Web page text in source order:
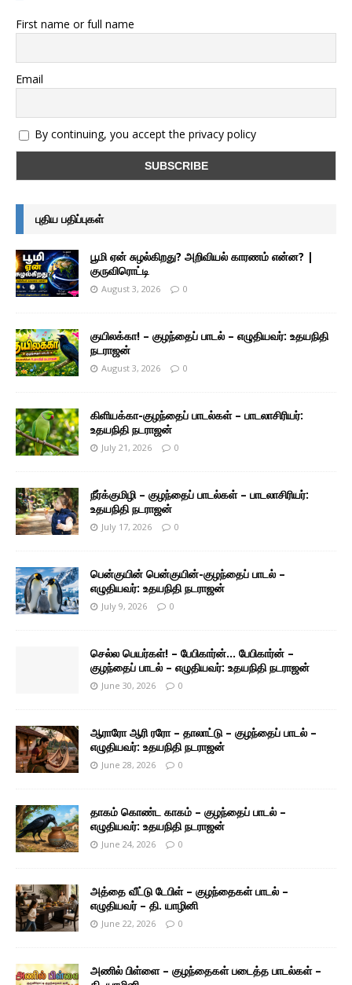
First name or full name
Email
By continuing, you accept the privacy policy
புதிய பதிப்புகள்
பூமி ஏன் சுழல்கிறது? அறிவியல் காரணம் என்ன? |
குருவிரொட்டி
August 3, 2026 0
குயிலக்கா! – குழந்தைப் பாடல் – எழுதியவர்: உதயநிதி
நடராஜன்
August 3, 2026 0
கிளியக்கா-குழந்தைப் பாடல்கள் – பாடலாசிரியர்:
உதயநிதி நடராஜன்
July 21, 2026 0
நீர்க்குமிழி – குழந்தைப் பாடல்கள் – பாடலாசிரியர்:
உதயநிதி நடராஜன்
July 17, 2026 0
பென்குயின் பென்குயின்-குழந்தைப் பாடல் –
எழுதியவர்: உதயநிதி நடராஜன்
July 9, 2026 0
செல்ல பெயர்கள்! – பேபிகார்ன்… பேபிகார்ன் –
குழந்தைப் பாடல் – எழுதியவர்: உதயநிதி நடராஜன்
June 30, 2026 0
ஆராரோ ஆரி ரரோ – தாலாட்டு – குழந்தைப் பாடல் –
எழுதியவர்: உதயநிதி நடராஜன்
June 28, 2026 0
தாகம் கொண்ட காகம் – குழந்தைப் பாடல் –
எழுதியவர்: உதயநிதி நடராஜன்
June 24, 2026 0
அத்தை வீட்டு டேபிள் – குழந்தைகள் பாடல் –
எழுதியவர் – தி. யாழினி
June 22, 2026 0
அணில் பிள்ளை – குழந்தைகள் படைத்த பாடல்கள் –